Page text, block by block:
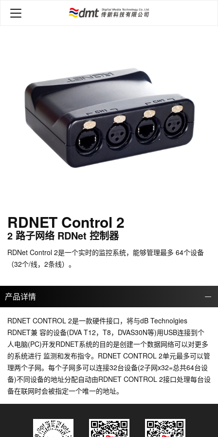
RDNET Control 2
2 路子网络 RDNet 控制器
RDNet Control 2是一个实时的监控系统，能够管理最多 64个设备
（32个/线，2条线）。
产品详情
RDNET CONTROL 2是一款硬件接口，将与dB Technolgies
RDNET兼 容的设备(DVA T12，T8，DVAS30N等)用USB连接到个
人电脑(PC)开发RDNET系统的目的是创建一个数据网络可以对更多
的系统进行 监测和发布指令。RDNET CONTROL 2单元最多可以管
理两个子网。每个子网多可以连接32台设备(2子网x32=总共64台设
备)不同设备的地址分配自动由RDNET CONTROL 2接口处理每台设
备在联网时会被指定一个唯一的地址。